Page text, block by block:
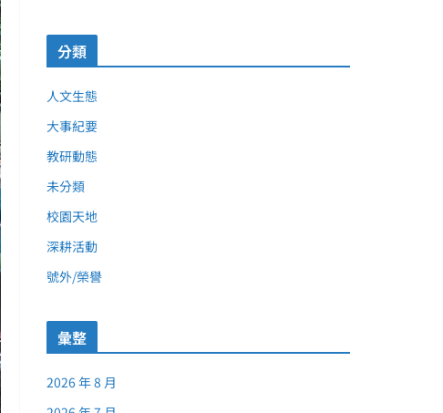
分類
人文生態
大事紀要
教研動態
未分類
校園天地
深耕活動
號外/榮譽
彙整
2026 年 8 月